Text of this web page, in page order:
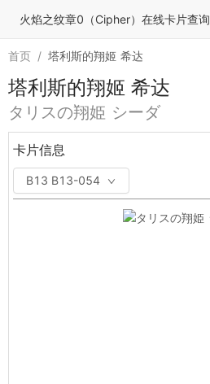
火焰之纹章0（Cipher）在线卡片查询
首页 / 塔利斯的翔姬 希达
塔利斯的翔姬 希达
タリスの翔姫 シーダ
卡片信息
B13 B13-054